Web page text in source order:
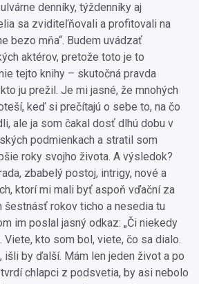
denníky, týždenníky aj
sa zviditeľňovali a profitovali na
bezo mňa“. Budem uvádzať
aktérov, pretože toto je to
tejto knihy – skutočná pravda
ju prežil. Je mi jasné, že mnohých
keď si prečítajú o sebe to, na čo
ale ja som čakal dosť dlhú dobu v
podmienkach a stratil som
roky svojho života. A výsledok?
zbabelý postoj, intrigy, nové a
ktorí mi mali byť aspoň vďační za
šestnásť rokov ticho a nesedia tu
im poslal jasný odkaz: „Či niekedy
Viete, kto som bol, viete, čo sa dialo.
išli by ďalší. Mám len jeden život a po
chlapci z podsvetia, by asi nebolo